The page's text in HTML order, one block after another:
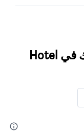
اعثر على نتائج أفضل لإقامتك في Hotel